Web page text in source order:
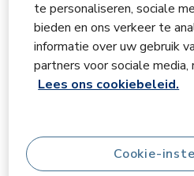
te personaliseren, sociale
bieden en ons verkeer te
informatie over uw gebruik
partners voor sociale media,
Lees ons cookiebeleid.
Cookie-
Wat zit er in de doos
Algemene score